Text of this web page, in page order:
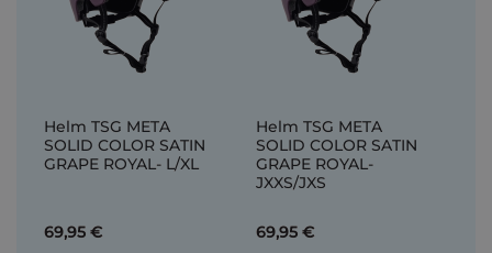
Helm TSG META
SOLID COLOR SATIN
GRAPE ROYAL- L/XL
69,95 €
Helm TSG META
SOLID COLOR SATIN
GRAPE ROYAL-
JXXS/JXS
69,95 €